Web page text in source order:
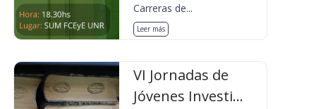
Carreras de...
Leer más
VI Jornadas de
Jóvenes Investi...